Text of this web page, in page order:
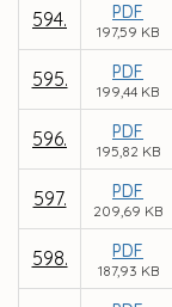
594. PDF
197,59 KB
595. PDF
199,44 KB
596. PDF
195,82 KB
597. PDF
209,69 KB
598. PDF
187,93 KB